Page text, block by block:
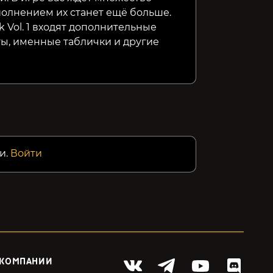
их станет ещё больше.
1 входят дополнительные
именные таблички и другие
Войти